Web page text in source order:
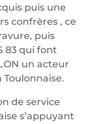
puis une
confrères , ce
puis
83 qui font
un acteur
de service
s’appuyant